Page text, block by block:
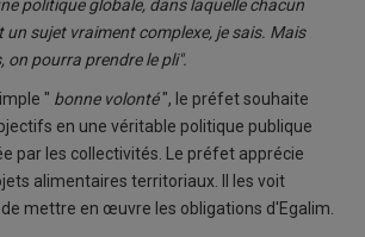
politique globale, dans laquelle chacun
un sujet vraiment complexe, je sais. Mais
on pourra prendre le pli".
" bonne volonté", le préfet souhaite
en une véritable politique publique
par les collectivités. Le préfet apprécie
alimentaires territoriaux. Il les voit
mettre en œuvre les obligations d'Egalim.